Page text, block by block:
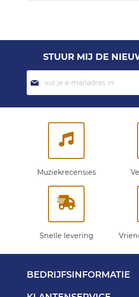
STUUR MIJ DE
Abonneer
je
op
Muziekrecensies
Snelle levering
BEDRIJFSINFORMATIE